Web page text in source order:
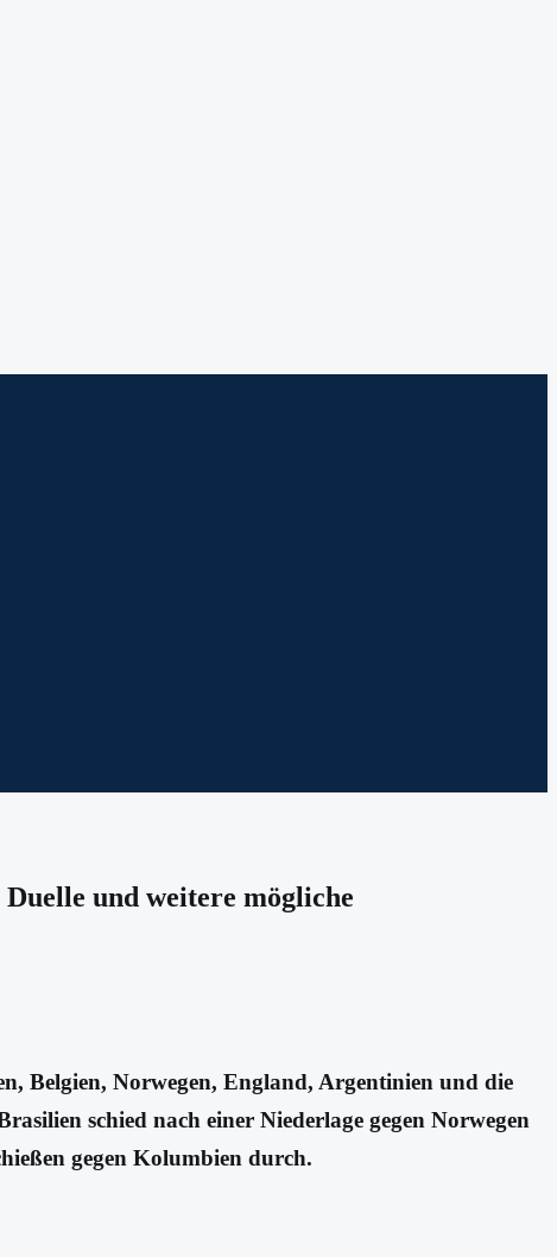
und weitere mögliche
Belgien, Norwegen, England, Argentinien und die
schied nach einer Niederlage gegen Norwegen
gegen Kolumbien durch.